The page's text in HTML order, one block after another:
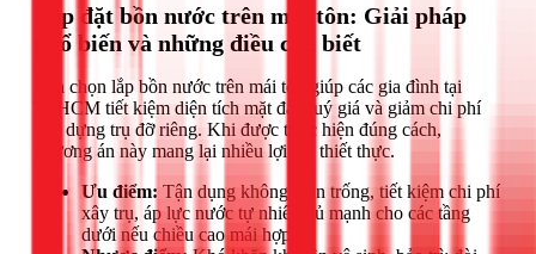
Lắp đặt bồn nước trên mái tôn: Giải pháp
phổ biến và những điều cần biết
Lựa chọn lắp bồn nước trên mái tôn giúp các gia đình tại
TPHCM tiết kiệm diện tích mặt đất quý giá và giảm chi phí
xây dựng trụ đỡ riêng. Khi được thực hiện đúng cách,
phương án này mang lại nhiều lợi ích thiết thực.
Ưu điểm: Tận dụng không gian trống, tiết kiệm chi phí
xây trụ, áp lực nước tự nhiên đủ mạnh cho các tầng
dưới nếu chiều cao mái hợp lý.